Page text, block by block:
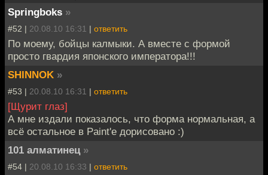
Springboks »
#52 | 20.08.10 16:31 | ответить
По моему, бойцы калмыки. А вместе с формой
просто гвардия японского императора!!!
SHINNOK »
#53 | 20.08.10 16:31 | ответить
[Щурит глаз]
А мне издали показалось, что форма нормальная, а
всё остальное в Paint'e дорисовано :)
101 алматинец »
#54 | 20.08.10 16:33 | ответить